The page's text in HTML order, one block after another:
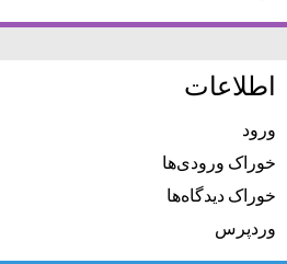
اطلاعات
ورود
خوراک ورودی‌ها
خوراک دیدگاه‌ها
وردپرس